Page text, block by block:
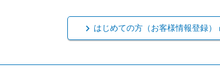
はじめての方（お客様情報登録）